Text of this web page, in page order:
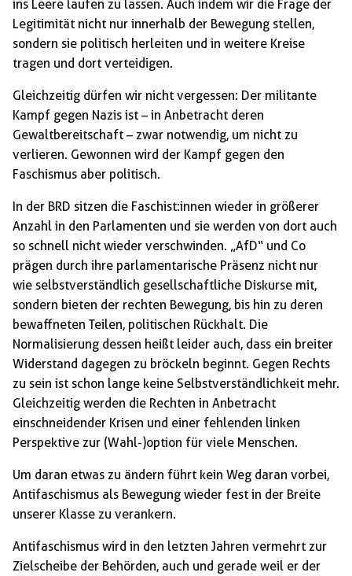
ins Leere laufen zu lassen. Auch indem wir die Frage der
Legitimität nicht nur innerhalb der Bewegung stellen,
sondern sie politisch herleiten und in weitere Kreise
tragen und dort verteidigen.
Gleichzeitig dürfen wir nicht vergessen: Der militante
Kampf gegen Nazis ist – in Anbetracht deren
Gewaltbereitschaft – zwar notwendig, um nicht zu
verlieren. Gewonnen wird der Kampf gegen den
Faschismus aber politisch.
In der BRD sitzen die Faschist:innen wieder in größerer
Anzahl in den Parlamenten und sie werden von dort auch
so schnell nicht wieder verschwinden. „AfD“ und Co
prägen durch ihre parlamentarische Präsenz nicht nur
wie selbstverständlich gesellschaftliche Diskurse mit,
sondern bieten der rechten Bewegung, bis hin zu deren
bewaffneten Teilen, politischen Rückhalt. Die
Normalisierung dessen heißt leider auch, dass ein breiter
Widerstand dagegen zu bröckeln beginnt. Gegen Rechts
zu sein ist schon lange keine Selbstverständlichkeit mehr.
Gleichzeitig werden die Rechten in Anbetracht
einschneidender Krisen und einer fehlenden linken
Perspektive zur (Wahl-)option für viele Menschen.
Um daran etwas zu ändern führt kein Weg daran vorbei,
Antifaschismus als Bewegung wieder fest in der Breite
unserer Klasse zu verankern.
Antifaschismus wird in den letzten Jahren vermehrt zur
Zielscheibe der Behörden, auch und gerade weil er der